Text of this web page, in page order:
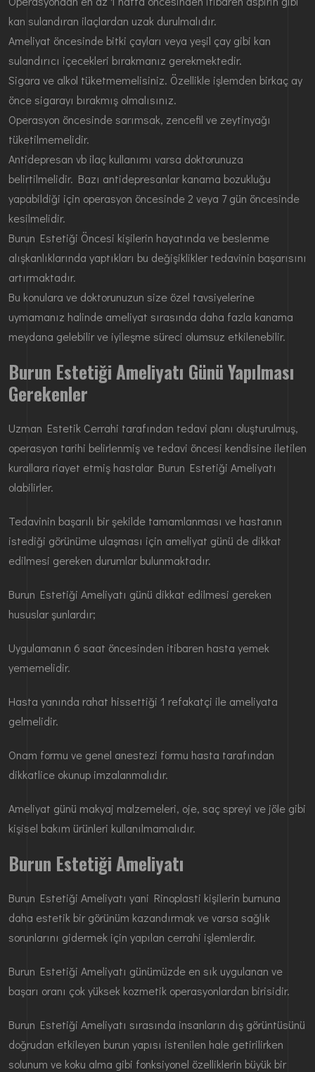
kan sulandıran ilaçlardan uzak durulmalıdır.
Ameliyat öncesinde bitki çayları veya yeşil çay gibi kan
sulandırıcı içecekleri bırakmanız gerekmektedir.
Sigara ve alkol tüketmemelisiniz. Özellikle işlemden birkaç ay
önce sigarayı bırakmış olmalısınız.
Operasyon öncesinde sarımsak, zencefil ve zeytinyağı
tüketilmemelidir.
Antidepresan vb ilaç kullanımı varsa doktorunuza
belirtilmelidir. Bazı antidepresanlar kanama bozukluğu
yapabildiği için operasyon öncesinde 2 veya 7 gün öncesinde
kesilmelidir.
Burun Estetiği Öncesi kişilerin hayatında ve beslenme
alışkanlıklarında yaptıkları bu değişiklikler tedavinin başarısını
artırmaktadır.
Bu konulara ve doktorunuzun size özel tavsiyelerine
uymamanız halinde ameliyat sırasında daha fazla kanama
meydana gelebilir ve iyileşme süreci olumsuz etkilenebilir.
Burun Estetiği Ameliyatı Günü Yapılması
Gerekenler
Uzman Estetik Cerrahi tarafından tedavi planı oluşturulmuş,
operasyon tarihi belirlenmiş ve tedavi öncesi kendisine iletilen
kurallara riayet etmiş hastalar Burun Estetiği Ameliyatı
olabilirler.
Tedavinin başarılı bir şekilde tamamlanması ve hastanın
istediği görünüme ulaşması için ameliyat günü de dikkat
edilmesi gereken durumlar bulunmaktadır.
Burun Estetiği Ameliyatı günü dikkat edilmesi gereken
hususlar şunlardır;
Uygulamanın 6 saat öncesinden itibaren hasta yemek
yememelidir.
Hasta yanında rahat hissettiği 1 refakatçi ile ameliyata
gelmelidir.
Onam formu ve genel anestezi formu hasta tarafından
dikkatlice okunup imzalanmalıdır.
Ameliyat günü makyaj malzemeleri, oje, saç spreyi ve jöle gibi
kişisel bakım ürünleri kullanılmamalıdır.
Burun Estetiği Ameliyatı
Burun Estetiği Ameliyatı yani Rinoplasti kişilerin burnuna
daha estetik bir görünüm kazandırmak ve varsa sağlık
sorunlarını gidermek için yapılan cerrahi işlemlerdir.
Burun Estetiği Ameliyatı günümüzde en sık uygulanan ve
başarı oranı çok yüksek kozmetik operasyonlardan birisidir.
Burun Estetiği Ameliyatı sırasında insanların dış görüntüsünü
doğrudan etkileyen burun yapısı istenilen hale getirilirken
solunum ve koku alma gibi fonksiyonel özelliklerin büyük bir